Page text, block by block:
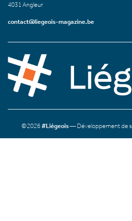
4031 Angleur
contact@liegeois-magazine.be
©2026#Liégeois— Développement de